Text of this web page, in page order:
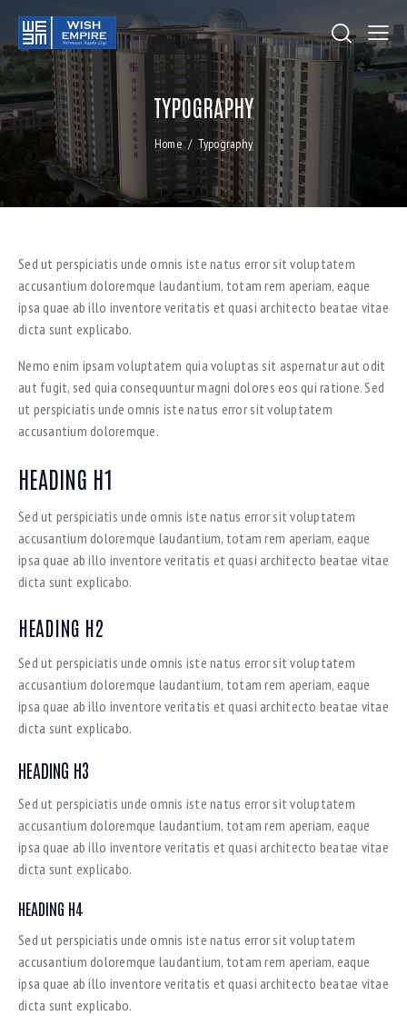
TYPOGRAPHY
Home Typography
Sed ut perspiciatis unde omnis iste natus error sit voluptatem
accusantium doloremque laudantium, totam rem aperiam, eaque
ipsa quae ab illo inventore veritatis et quasi architecto beatae vitae
dicta sunt explicabo.
Nemo enim ipsam voluptatem quia voluptas sit aspernatur aut odit
aut fugit, sed quia consequuntur magni dolores eos qui ratione. Sed
ut perspiciatis unde omnis iste natus error sit voluptatem
accusantium doloremque.
HEADING H1
Sed ut perspiciatis unde omnis iste natus error sit voluptatem
accusantium doloremque laudantium, totam rem aperiam, eaque
ipsa quae ab illo inventore veritatis et quasi architecto beatae vitae
dicta sunt explicabo.
HEADING H2
Sed ut perspiciatis unde omnis iste natus error sit voluptatem
accusantium doloremque laudantium, totam rem aperiam, eaque
ipsa quae ab illo inventore veritatis et quasi architecto beatae vitae
dicta sunt explicabo.
HEADING H3
Sed ut perspiciatis unde omnis iste natus error sit voluptatem
accusantium doloremque laudantium, totam rem aperiam, eaque
ipsa quae ab illo inventore veritatis et quasi architecto beatae vitae
dicta sunt explicabo.
HEADING H4
Sed ut perspiciatis unde omnis iste natus error sit voluptatem
accusantium doloremque laudantium, totam rem aperiam, eaque
ipsa quae ab illo inventore veritatis et quasi architecto beatae vitae
dicta sunt explicabo.